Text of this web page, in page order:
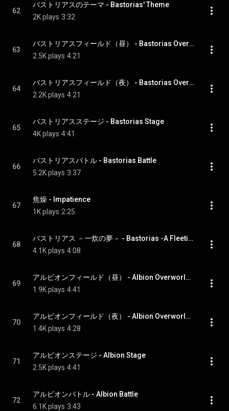
62
バストリアスのテーマ - Bastorias' Theme
2K plays 3:32
63
バストリアスフィールド（昼） - Bastorias Overworld (Day)
2.5K plays 4:21
64
バストリアスフィールド（夜） - Bastorias Overworld (Night)
2.2K plays 4:21
65
バストリアスステージ - Bastorias Stage
4K plays 4:41
66
バストリアスバトル - Bastorias Battle
5.2K plays 3:37
67
焦燥 - Impatience
1K plays 2:25
68
バストリアス －一炊の夢－ - Bastorias -A Fleeting Dream-
4.1K plays 4:08
69
アルビオンフィールド（昼） - Albion Overworld (Day)
1.9K plays 4:41
70
アルビオンフィールド（夜） - Albion Overworld (Night)
1.4K plays 4:28
71
アルビオンステージ - Albion Stage
2.5K plays 4:41
72
アルビオンバトル - Albion Battle
6.1K plays 3:43